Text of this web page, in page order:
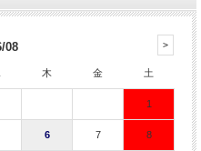
08
木 金 土
1
6 7 8